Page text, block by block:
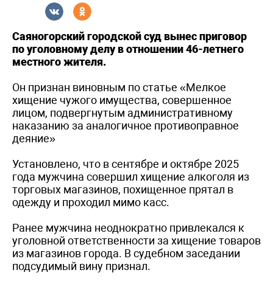
Саяногорский городской суд вынес приговор
по уголовному делу в отношении 46-летнего
местного жителя.
Он признан виновным по статье «Мелкое
хищение чужого имущества, совершенное
лицом, подвергнутым административному
наказанию за аналогичное противоправное
деяние»
Установлено, что в сентябре и октябре 2025
года мужчина совершил хищение алкоголя из
торговых магазинов, похищенное прятал в
одежду и проходил мимо касс.
Ранее мужчина неоднократно привлекался к
уголовной ответственности за хищение товаров
из магазинов города. В судебном заседании
подсудимый вину признал.